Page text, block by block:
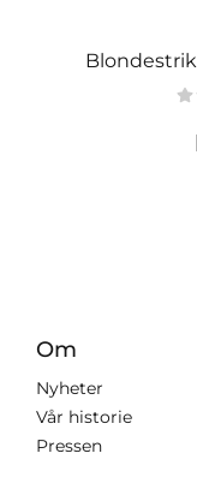
Om
Nyheter
Vår historie
Pressen